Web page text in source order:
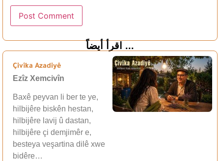
اقرأ أيضاً ...
Çivîka Azadiyê
Ezîz Xemcivîn
Baxê peyvan li ber te ye,
hilbijêre biskên hestan,
hilbijêre lavij û dastan,
hilbijêre çi demjimêr e,
besteya veşartina dilê xwe
bidêre…